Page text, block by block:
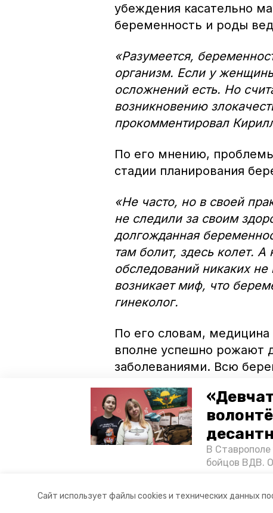
Сайт использует файлы cookies и технических данных
В
бойцов ВДВ.
акцию к 9 Мая.
убеждения касательно
беременность и роды
«Разумеется,
организм. Если у
осложнений есть. Но
возникновению
прокомментировал
По его мнению,
стадии планирования
«Не часто, но в своей
не следили за своим
долгожданная
там болит, здесь колет.
обследований никаких
возникает миф, что
гинеколог.
По его словам, медицина
вполне успешно рожают
заболеваниями. Всю
можно применять во
последствий для
стали десять женщин, у
онкозаболевание.